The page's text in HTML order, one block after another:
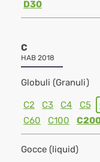
D30
C
HAB 2018
Globuli (Granuli)
C2 C3 C4 C5
C60
C100
Gocce (liquid)